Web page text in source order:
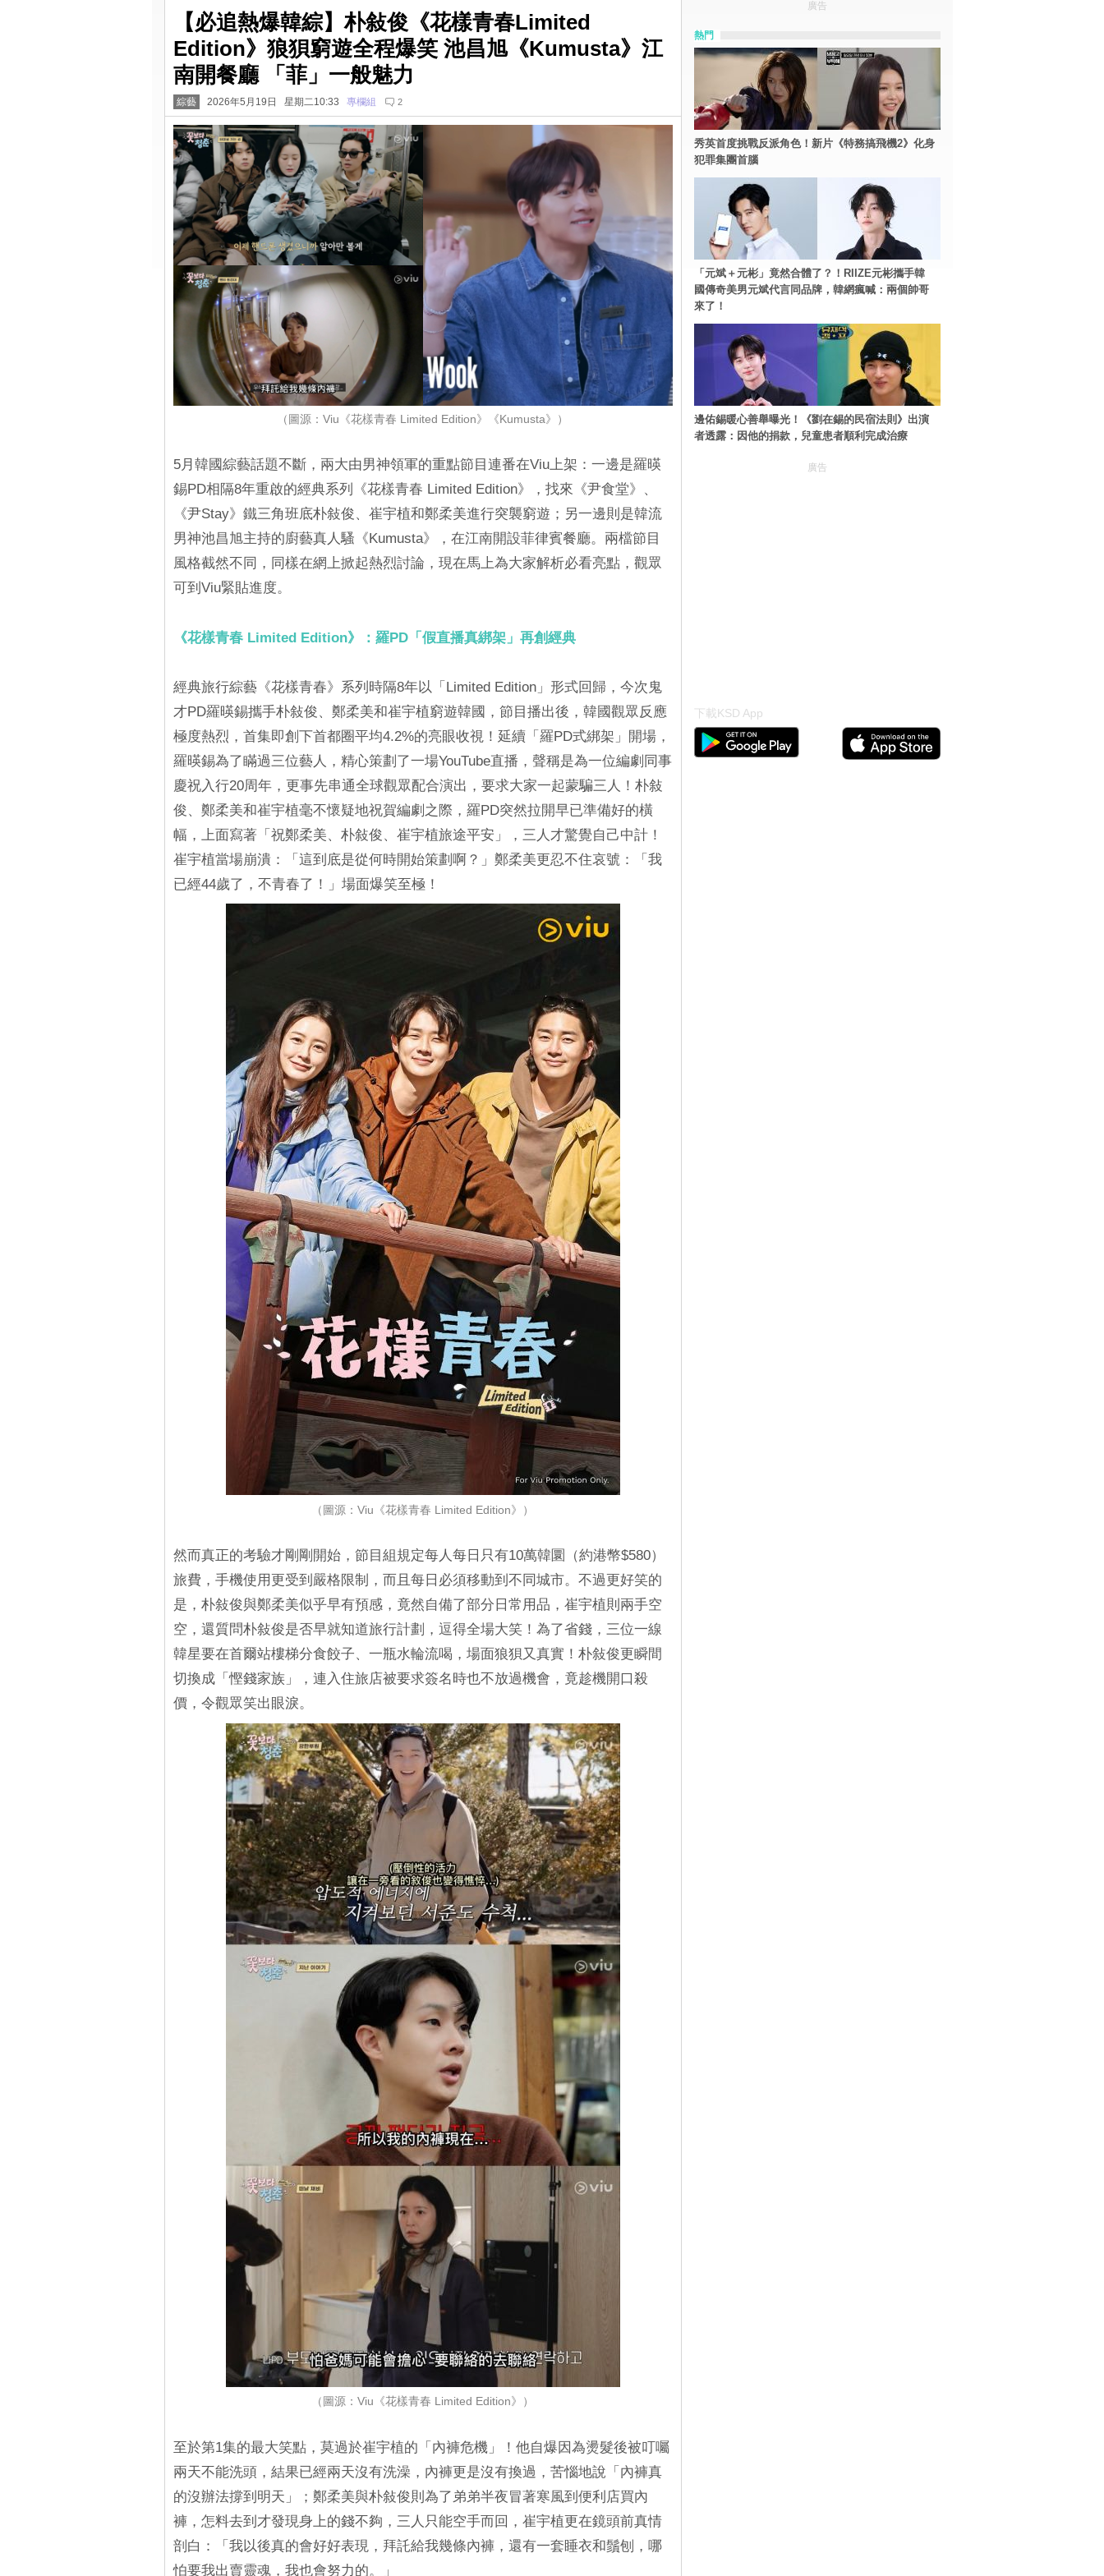
【必追熱爆韓綜】朴敍俊《花樣青春Limited
Edition》狼狽窮遊全程爆笑 池昌旭《Kumusta》江
南開餐廳 「菲」一般魅力
綜藝 2026年5月19日 星期二10:33 專欄組 2
（圖源：Viu《花樣青春 Limited Edition》《Kumusta》）
5月韓國綜藝話題不斷，兩大由男神領軍的重點節目連番在Viu上架：一邊是羅暎
錫PD相隔8年重啟的經典系列《花樣青春 Limited Edition》，找來《尹食堂》、
《尹Stay》鐵三角班底朴敍俊、崔宇植和鄭柔美進行突襲窮遊；另一邊則是韓流
男神池昌旭主持的廚藝真人騷《Kumusta》，在江南開設菲律賓餐廳。兩檔節目
風格截然不同，同樣在網上掀起熱烈討論，現在馬上為大家解析必看亮點，觀眾
可到Viu緊貼進度。
《花樣青春 Limited Edition》：羅PD「假直播真綁架」再創經典
經典旅行綜藝《花樣青春》系列時隔8年以「Limited Edition」形式回歸，今次鬼
才PD羅暎錫攜手朴敍俊、鄭柔美和崔宇植窮遊韓國，節目播出後，韓國觀眾反應
極度熱烈，首集即創下首都圈平均4.2%的亮眼收視！延續「羅PD式綁架」開場，
羅暎錫為了瞞過三位藝人，精心策劃了一場YouTube直播，聲稱是為一位編劇同事
慶祝入行20周年，更事先串通全球觀眾配合演出，要求大家一起蒙騙三人！朴敍
俊、鄭柔美和崔宇植毫不懷疑地祝賀編劇之際，羅PD突然拉開早已準備好的橫
幅，上面寫著「祝鄭柔美、朴敍俊、崔宇植旅途平安」，三人才驚覺自己中計！
崔宇植當場崩潰：「這到底是從何時開始策劃啊？」鄭柔美更忍不住哀號：「我
已經44歲了，不青春了！」場面爆笑至極！
（圖源：Viu《花樣青春 Limited Edition》）
然而真正的考驗才剛剛開始，節目組規定每人每日只有10萬韓圜（約港幣$580）
旅費，手機使用更受到嚴格限制，而且每日必須移動到不同城市。不過更好笑的
是，朴敍俊與鄭柔美似乎早有預感，竟然自備了部分日常用品，崔宇植則兩手空
空，還質問朴敍俊是否早就知道旅行計劃，逗得全場大笑！為了省錢，三位一線
韓星要在首爾站樓梯分食餃子、一瓶水輪流喝，場面狼狽又真實！朴敍俊更瞬間
切換成「慳錢家族」，連入住旅店被要求簽名時也不放過機會，竟趁機開口殺
價，令觀眾笑出眼淚。
（圖源：Viu《花樣青春 Limited Edition》）
至於第1集的最大笑點，莫過於崔宇植的「內褲危機」！他自爆因為燙髮後被叮囑
兩天不能洗頭，結果已經兩天沒有洗澡，內褲更是沒有換過，苦惱地說「內褲真
的沒辦法撐到明天」；鄭柔美與朴敍俊則為了弟弟半夜冒著寒風到便利店買內
褲，怎料去到才發現身上的錢不夠，三人只能空手而回，崔宇植更在鏡頭前真情
剖白：「我以後真的會好好表現，拜託給我幾條內褲，還有一套睡衣和鬚刨，哪
怕要我出賣靈魂，我也會努力的。」
廣告
熱門
秀英首度挑戰反派角色！新片《特務搞飛機2》化身
犯罪集團首腦
「元斌＋元彬」竟然合體了？！RIIZE元彬攜手韓
國傳奇美男元斌代言同品牌，韓網瘋喊：兩個帥哥
來了！
邊佑錫暖心善舉曝光！《劉在錫的民宿法則》出演
者透露：因他的捐款，兒童患者順利完成治療
廣告
下載KSD App